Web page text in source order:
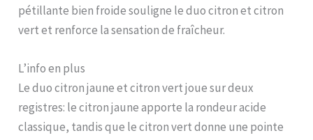
pétillante bien froide souligne le duo citron et citron
vert et renforce la sensation de fraîcheur.
L’info en plus
Le duo citron jaune et citron vert joue sur deux
registres: le citron jaune apporte la rondeur acide
classique, tandis que le citron vert donne une pointe